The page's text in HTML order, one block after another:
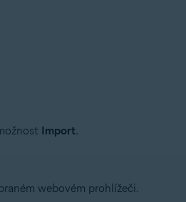
Import.
webovém prohlížeči.